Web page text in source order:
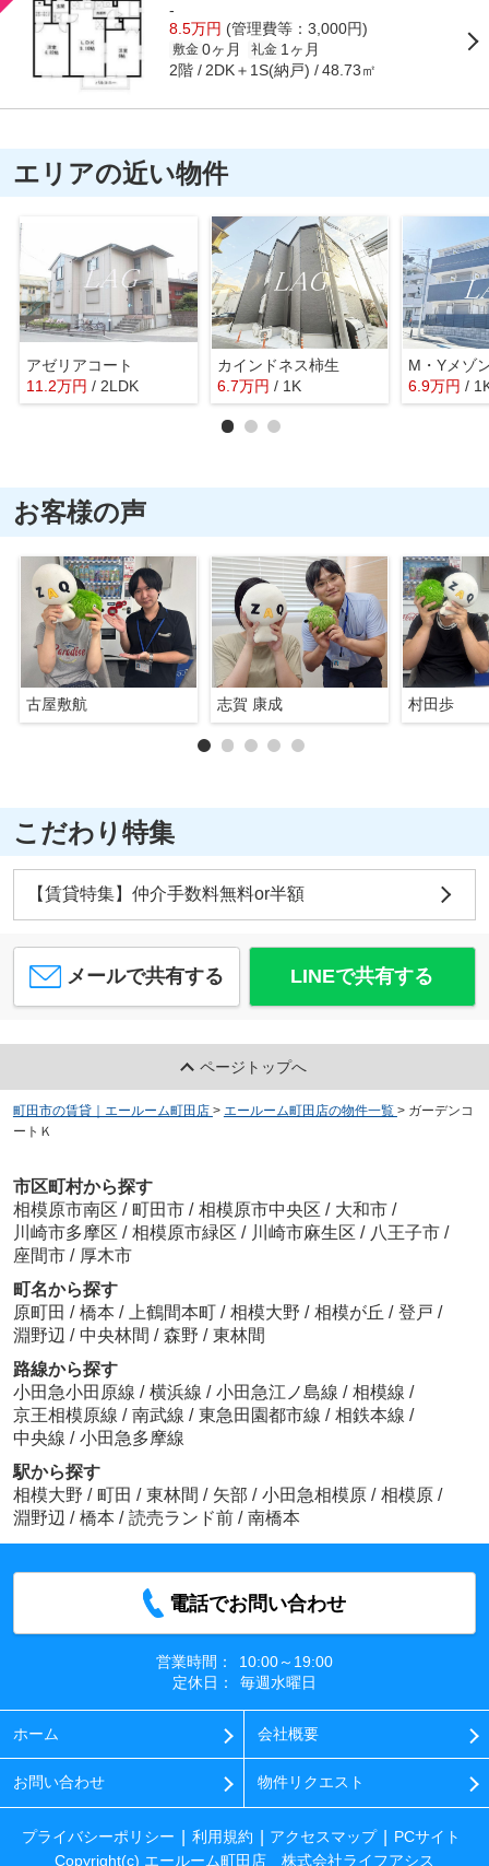
-
8.5万円 (管理費等：3,000円)
敷金 0ヶ月 礼金 1ヶ月
2階 2DK＋1S(納戸) 48.73㎡
エリアの近い物件
アゼリアコート
11.2万円 / 2LDK
カインドネス柿生
6.7万円 / 1K
M・Yメゾ
6.9万円 /
お客様の声
古屋敷航 志賀 康成 村田歩
こだわり特集
【賃貸特集】仲介手数料無料or半額
メールで共有する LINEで共有する
ページトップへ
町田市の賃貸｜エールーム町田店 > エールーム町田店の物件一覧 > ガーデンコ
ートＫ
市区町村から探す
相模原市南区 / 町田市 / 相模原市中央区 / 大和市 /
川崎市多摩区 / 相模原市緑区 / 川崎市麻生区 / 八王子市 /
座間市 / 厚木市
町名から探す
原町田 / 橋本 / 上鶴間本町 / 相模大野 / 相模が丘 / 登戸 /
淵野辺 / 中央林間 / 森野 / 東林間
路線から探す
小田急小田原線 / 横浜線 / 小田急江ノ島線 / 相模線 /
京王相模原線 / 南武線 / 東急田園都市線 / 相鉄本線 /
中央線 / 小田急多摩線
駅から探す
相模大野 / 町田 / 東林間 / 矢部 / 小田急相模原 / 相模原 /
淵野辺 / 橋本 / 読売ランド前 / 南橋本
電話でお問い合わせ
営業時間：
10:00～19:00
定休日：
毎週水曜日
ホーム 会社概要
お問い合わせ 物件リクエスト
プライバシーポリシー 利用規約 アクセスマップ
PCサイト
Copyright(c) エールーム町田店 株式会社ライフアシス